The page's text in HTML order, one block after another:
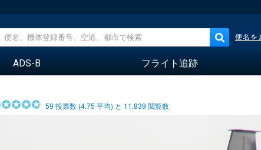
便名を
ADS-B フライト追跡
59 投票数 (4.75 平均) と 11,839 閲覧数